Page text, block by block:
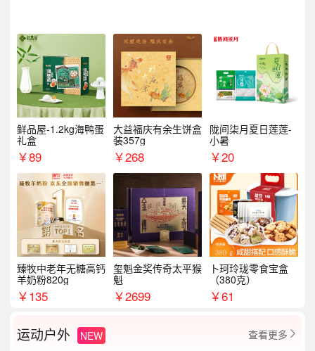
鲜品屋-1.2kg海鸭蛋
礼盒
￥89
大益福庆有余生饼盒
装357g
￥268
陇间柒月夏日莲莲-
小暑
￥20
臻牧中老年无糖高钙
羊奶粉820g
￥135
玺魁金奖传奇太平猴
魁
￥2699
卜珂玲珑零食宝盒
（380克）
￥61
运动户外 NEW 查看更多 